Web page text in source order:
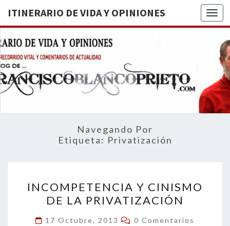
ITINERARIO DE VIDA Y OPINIONES
DE
BREVE
RECORRIDO
VITAL Y
ACTUALIDAD
Navegando Por
Etiqueta: Privatización
Y
CINISMO
DE
INCOMPETENCIA Y CINISMO
DE LA PRIVATIZACIÓN
17 Octubre, 2013 Comentarios
0 Comentarios